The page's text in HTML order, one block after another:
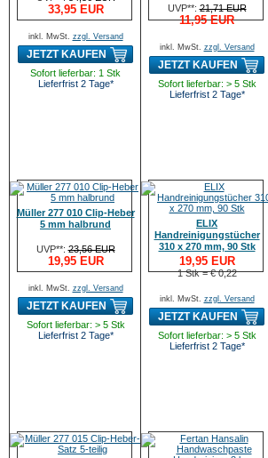
33,95 EUR
inkl. MwSt. zzgl. Versand
JETZT KAUFEN
Sofort lieferbar: 1 Stk
Lieferfrist 2 Tage*
UVP**:21,71 EUR
11,95 EUR
inkl. MwSt. zzgl. Versand
JETZT KAUFEN
Sofort lieferbar: > 5 Stk
Lieferfrist 2 Tage*
Müller 277 010 Clip-Heber
5 mm halbrund
UVP**:23,56 EUR
19,95 EUR
inkl. MwSt. zzgl. Versand
JETZT KAUFEN
Sofort lieferbar: > 5 Stk
Lieferfrist 2 Tage*
ELIX
Handreinigungstücher
310 x 270 mm, 90 Stk
19,95 EUR
1 Stk = € 0,22
inkl. MwSt. zzgl. Versand
JETZT KAUFEN
Sofort lieferbar: > 5 Stk
Lieferfrist 2 Tage*